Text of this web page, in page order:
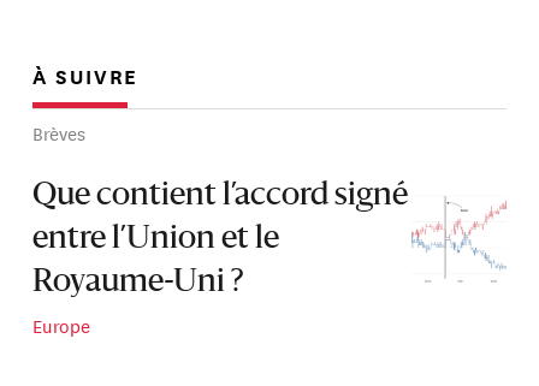
À SUIVRE
Brèves
Que contient l’accord signé
entre l’Union et le
Royaume-Uni ?
Europe